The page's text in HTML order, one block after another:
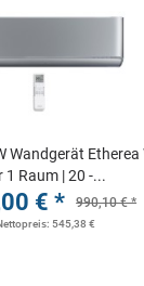
Wandgerät Etherea
1 Raum | 20 -...
€ * 990,10 € *
545,38 €